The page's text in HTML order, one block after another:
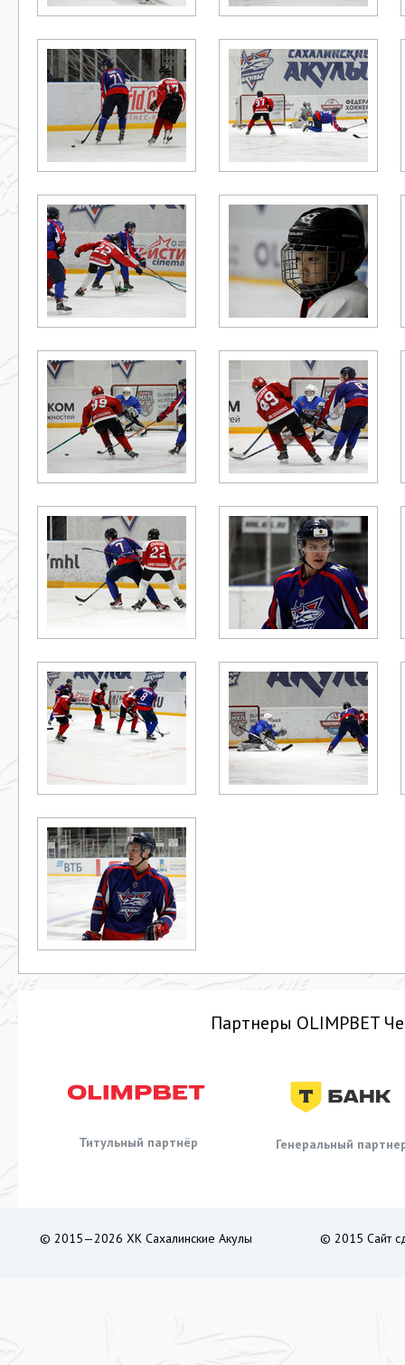
Партнеры OLIMPBET
Титульный партнёр Генеральный
© 2015—2026 ХК Сахалинские Акулы © 2015 Сайт